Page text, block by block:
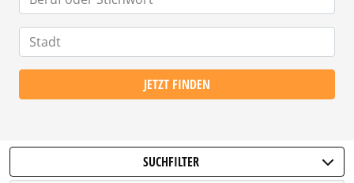
JETZT FINDEN
SUCHFILTER